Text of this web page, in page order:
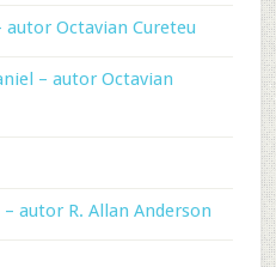
Octavian Cureteu
– autor Octavian
autor R. Allan Anderson